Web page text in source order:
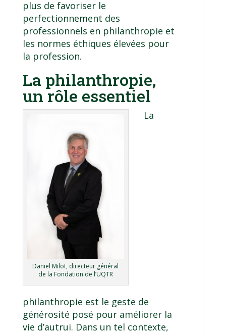
plus de favoriser le
perfectionnement des
professionnels en philanthropie et
les normes éthiques élevées pour
la profession.
La philanthropie,
un rôle essentiel
Daniel Milot, directeur général
de la Fondation de l’UQTR
La
philanthropie est le geste de
générosité posé pour améliorer la
vie d’autrui. Dans un tel contexte,